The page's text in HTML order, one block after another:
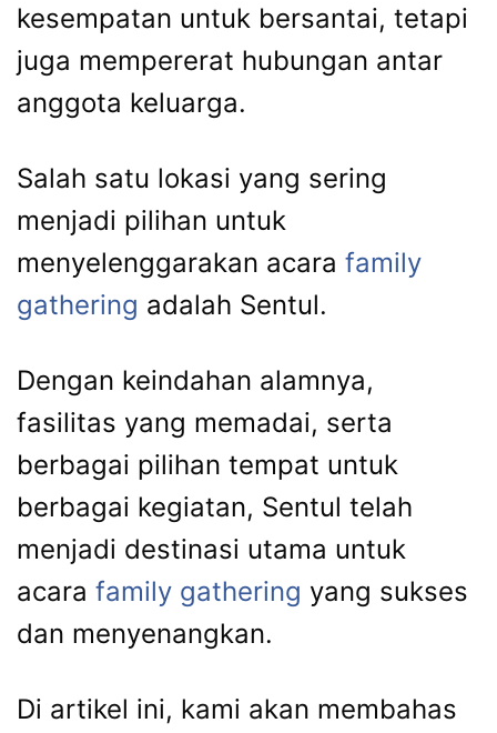
kesempatan untuk bersantai, tetapi
juga mempererat hubungan antar
anggota keluarga.
Salah satu lokasi yang sering
menjadi pilihan untuk
menyelenggarakan acara family
gathering adalah Sentul.
Dengan keindahan alamnya,
fasilitas yang memadai, serta
berbagai pilihan tempat untuk
berbagai kegiatan, Sentul telah
menjadi destinasi utama untuk
acara family gathering yang sukses
dan menyenangkan.
Di artikel ini, kami akan membahas